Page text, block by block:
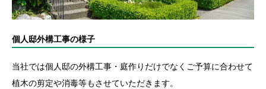
個人邸外構工事の様子
当社では個人邸の外構工事・庭作りだけでなくご予算に合わせて
植木の剪定や消毒等もさせていただきます。